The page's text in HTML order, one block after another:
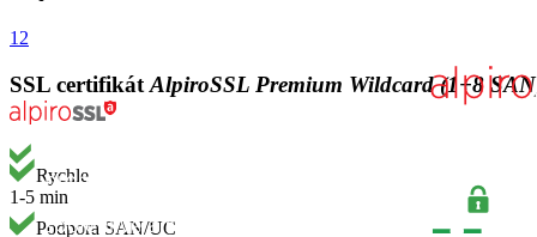
1 2
SSL certifikát AlpiroSSL Premium Wildcard(1+8
Rychle
1-5 min
Podpora SAN/UC